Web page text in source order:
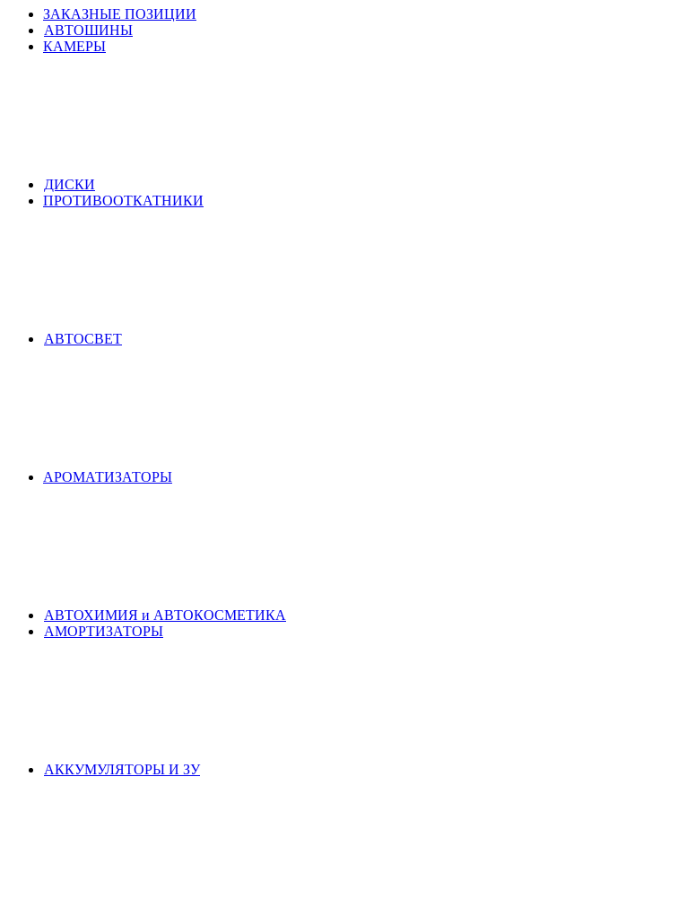
ЗАКАЗНЫЕ ПОЗИЦИИ
АВТОШИНЫ
КАМЕРЫ
ДИСКИ
ПРОТИВООТКАТНИКИ
АВТОСВЕТ
АРОМАТИЗАТОРЫ
АВТОХИМИЯ и АВТОКОСМЕТИКА
АМОРТИЗАТОРЫ
АККУМУЛЯТОРЫ И ЗУ